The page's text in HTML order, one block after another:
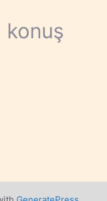
konuş